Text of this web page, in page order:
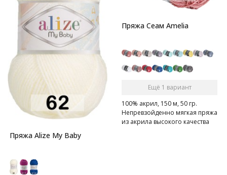
Пряжа Alize My Baby
Пряжа Сеам Amelia
Ещё 1 вариант
100% акрил, 150 м, 50 гр.
Непревзойденно мягкая пряжа
из акрила высокого качества